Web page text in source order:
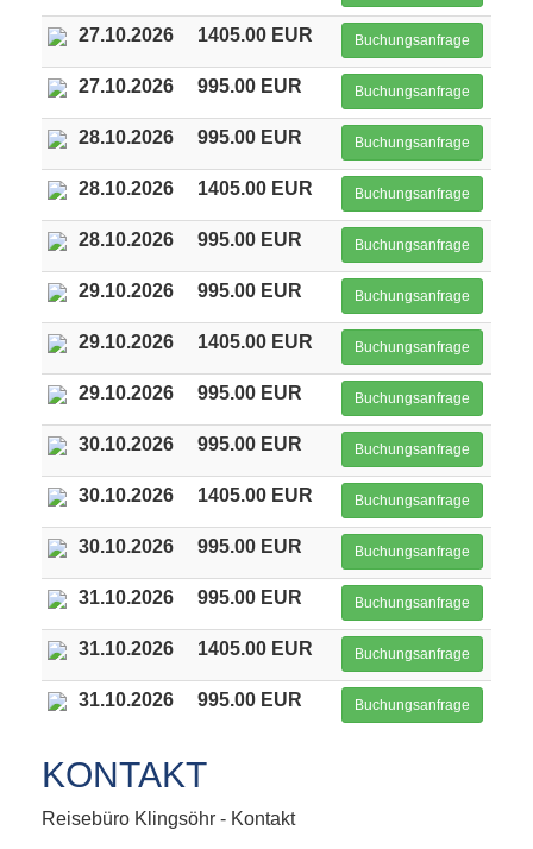
27.10.2026 1405.00 EUR Buchungsanfrage
27.10.2026 995.00 EUR Buchungsanfrage
28.10.2026 995.00 EUR Buchungsanfrage
28.10.2026 1405.00 EUR Buchungsanfrage
28.10.2026 995.00 EUR Buchungsanfrage
29.10.2026 995.00 EUR Buchungsanfrage
29.10.2026 1405.00 EUR Buchungsanfrage
29.10.2026 995.00 EUR Buchungsanfrage
30.10.2026 995.00 EUR Buchungsanfrage
30.10.2026 1405.00 EUR Buchungsanfrage
30.10.2026 995.00 EUR Buchungsanfrage
31.10.2026 995.00 EUR Buchungsanfrage
31.10.2026 1405.00 EUR Buchungsanfrage
31.10.2026 995.00 EUR Buchungsanfrage
KONTAKT
Reisebüro Klingsöhr - Kontakt